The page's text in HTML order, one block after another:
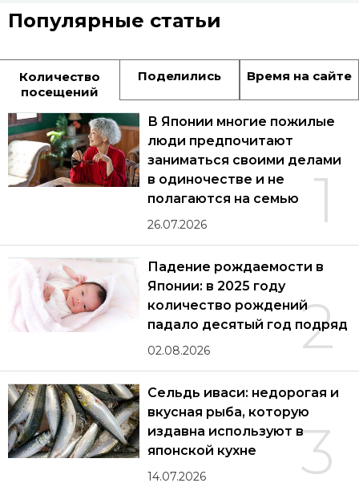
Популярные статьи
Количество
посещений
Поделились Время на сайте
1
В Японии многие пожилые
люди предпочитают
заниматься своими делами
в одиночестве и не
полагаются на семью
26.07.2026
2
Падение рождаемости в
Японии: в 2025 году
количество рождений
падало десятый год подряд
02.08.2026
3
Сельдь иваси: недорогая и
вкусная рыба, которую
издавна используют в
японской кухне
14.07.2026